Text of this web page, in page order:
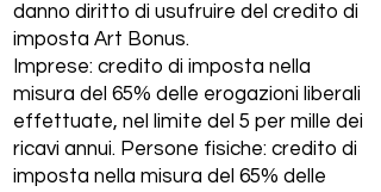
danno diritto di usufruire del credito di
imposta Art Bonus.
Imprese: credito di imposta nella
misura del 65% delle erogazioni liberali
effettuate, nel limite del 5 per mille dei
ricavi annui. Persone fisiche: credito di
imposta nella misura del 65% delle